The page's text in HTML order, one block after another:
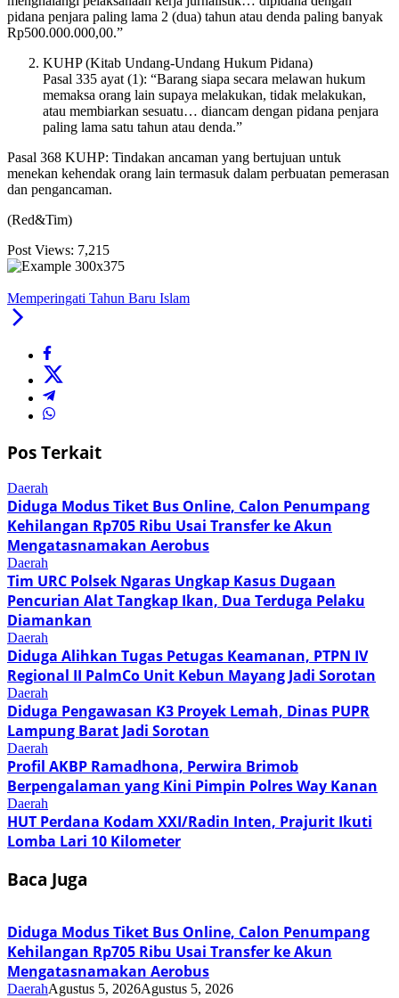
pidana penjara paling lama 2 (dua) tahun atau denda paling banyak
Rp500.000.000,00.”
KUHP (Kitab Undang-Undang Hukum Pidana)
Pasal 335 ayat (1): “Barang siapa secara melawan hukum
memaksa orang lain supaya melakukan, tidak melakukan,
atau membiarkan sesuatu… diancam dengan pidana penjara
paling lama satu tahun atau denda.”
Pasal 368 KUHP: Tindakan ancaman yang bertujuan untuk
menekan kehendak orang lain termasuk dalam perbuatan pemerasan
dan pengancaman.
(Red&Tim)
Post Views: 7,215
Memperingati Tahun Baru Islam
Pos Terkait
Daerah
Diduga Modus Tiket Bus Online, Calon Penumpang
Kehilangan Rp705 Ribu Usai Transfer ke Akun
Mengatasnamakan Aerobus
Daerah
Tim URC Polsek Ngaras Ungkap Kasus Dugaan
Pencurian Alat Tangkap Ikan, Dua Terduga Pelaku
Diamankan
Daerah
Diduga Alihkan Tugas Petugas Keamanan, PTPN IV
Regional II PalmCo Unit Kebun Mayang Jadi Sorotan
Daerah
Diduga Pengawasan K3 Proyek Lemah, Dinas PUPR
Lampung Barat Jadi Sorotan
Daerah
Profil AKBP Ramadhona, Perwira Brimob
Berpengalaman yang Kini Pimpin Polres Way Kanan
Daerah
HUT Perdana Kodam XXI/Radin Inten, Prajurit Ikuti
Lomba Lari 10 Kilometer
Baca Juga
Diduga Modus Tiket Bus Online, Calon Penumpang
Kehilangan Rp705 Ribu Usai Transfer ke Akun
Mengatasnamakan Aerobus
DaerahAgustus 5, 2026Agustus 5, 2026